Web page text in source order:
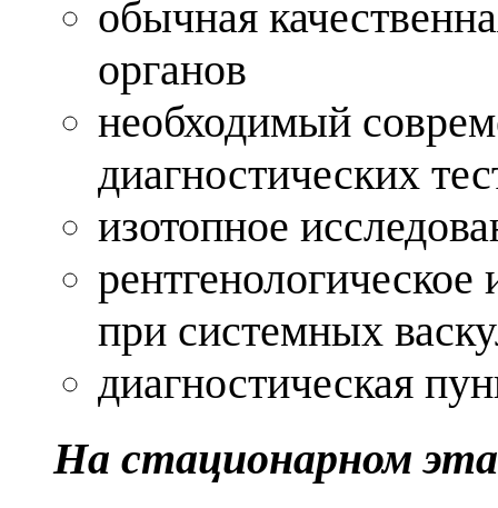
обычная
органов
необходимый
диагностических
изотопное
рентгенологическое
при системных
диагностическая
На стационарном